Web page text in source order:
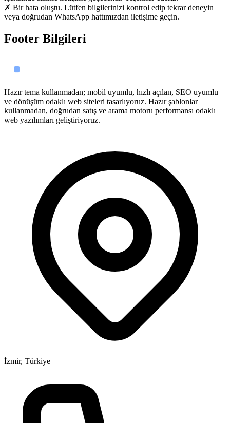
✗ Bir hata oluştu. Lütfen bilgilerinizi kontrol edip tekrar deneyin
veya doğrudan WhatsApp hattımızdan iletişime geçin.
Footer Bilgileri
Hazır tema kullanmadan; mobil uyumlu, hızlı açılan, SEO uyumlu
ve dönüşüm odaklı web siteleri tasarlıyoruz. Hazır şablonlar
kullanmadan, doğrudan satış ve arama motoru performansı odaklı
web yazılımları geliştiriyoruz.
İzmir, Türkiye